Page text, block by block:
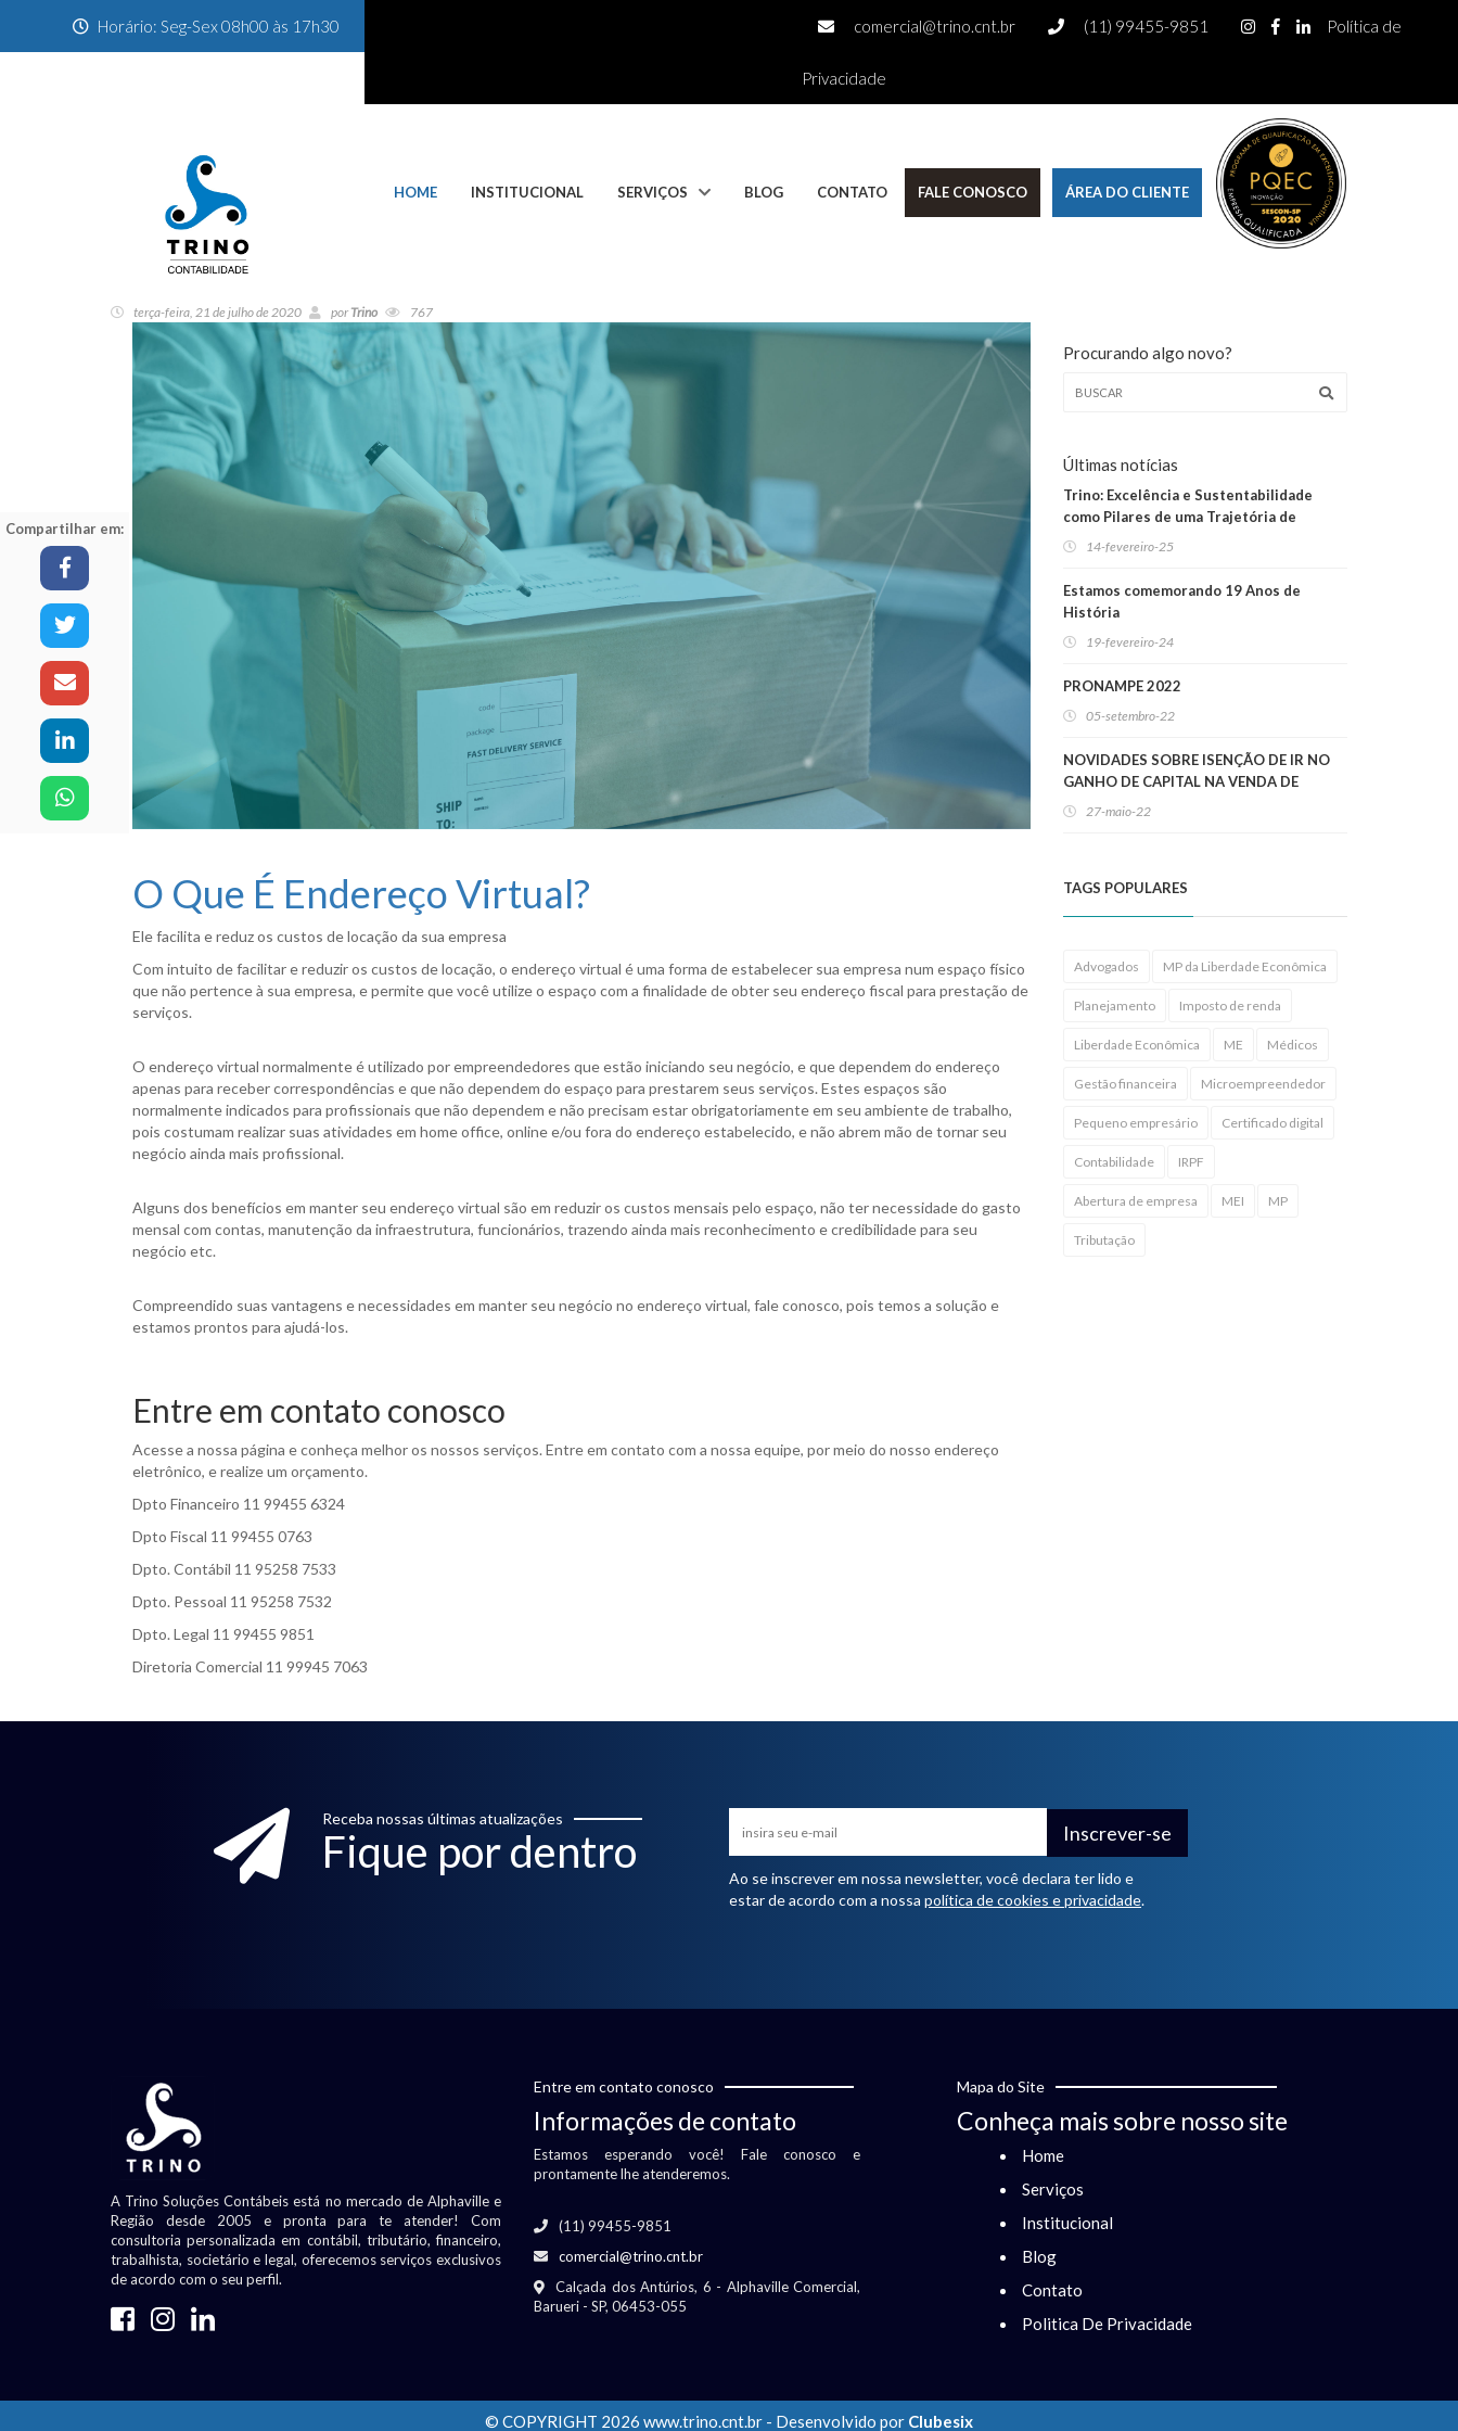
Horário: Seg-Sex 08h00 às 17h30 comercial@trino.cnt.br (11) 99455-9851 Política de
Privacidade
HOME INSTITUCIONAL SERVIÇOS BLOG CONTATO FALE CONOSCO ÁREA DO CLIENTE
terça-feira, 21 de julho de 2020 por Trino 767
Compartilhar em:
O Que É Endereço Virtual?
Ele facilita e reduz os custos de locação da sua empresa
Com intuito de facilitar e reduzir os custos de locação, o endereço virtual é uma forma de estabelecer sua empresa num espaço físico
que não pertence à sua empresa, e permite que você utilize o espaço com a finalidade de obter seu endereço fiscal para prestação de
serviços.
O endereço virtual normalmente é utilizado por empreendedores que estão iniciando seu negócio, e que dependem do endereço
apenas para receber correspondências e que não dependem do espaço para prestarem seus serviços. Estes espaços são
normalmente indicados para profissionais que não dependem e não precisam estar obrigatoriamente em seu ambiente de trabalho,
pois costumam realizar suas atividades em home office, online e/ou fora do endereço estabelecido, e não abrem mão de tornar seu
negócio ainda mais profissional.
Alguns dos benefícios em manter seu endereço virtual são em reduzir os custos mensais pelo espaço, não ter necessidade do gasto
mensal com contas, manutenção da infraestrutura, funcionários, trazendo ainda mais reconhecimento e credibilidade para seu
negócio etc.
Compreendido suas vantagens e necessidades em manter seu negócio no endereço virtual, fale conosco, pois temos a solução e
estamos prontos para ajudá-los.
Entre em contato conosco
Acesse a nossa página e conheça melhor os nossos serviços. Entre em contato com a nossa equipe, por meio do nosso endereço
eletrônico, e realize um orçamento.
Dpto Financeiro 11 99455 6324
Dpto Fiscal 11 99455 0763
Dpto. Contábil 11 95258 7533
Dpto. Pessoal 11 95258 7532
Dpto. Legal 11 99455 9851
Diretoria Comercial 11 99945 7063
Procurando algo novo?
Últimas notícias
Trino: Excelência e Sustentabilidade
como Pilares de uma Trajetória de
Sucesso14-fevereiro-25
Estamos comemorando 19 Anos de
História
19-fevereiro-24
PRONAMPE 2022
05-setembro-22
NOVIDADES SOBRE ISENÇÃO DE IR NO
GANHO DE CAPITAL NA VENDA DE
IMÓVEIS RESIDENCIAIS!
27-maio-22
TAGS POPULARES
Advogados MP da Liberdade Econômica
Planejamento Imposto de renda
Liberdade Econômica ME Médicos
Gestão financeira Microempreendedor
Pequeno empresário Certificado digital
Contabilidade IRPF
Abertura de empresa MEI MP
Tributação
Receba nossas últimas atualizações
Fique por dentro Inscrever-se
Ao se inscrever em nossa newsletter, você declara ter lido e
estar de acordo com a nossa política de cookies e privacidade.
A Trino Soluções Contábeis está no mercado de Alphaville e
Região desde 2005 e pronta para te atender! Com
consultoria personalizada em contábil, tributário, financeiro,
trabalhista, societário e legal, oferecemos serviços exclusivos
de acordo com o seu perfil.
Entre em contato conosco
Informações de contato
Estamos esperando você! Fale conosco e
prontamente lhe atenderemos.
(11) 99455-9851
comercial@trino.cnt.br
Calçada dos Antúrios, 6 - Alphaville Comercial,
Barueri - SP, 06453-055
Mapa do Site
Conheça mais sobre nosso site
Home
Serviços
Institucional
Blog
Contato
Politica De Privacidade
© COPYRIGHT 2026 www.trino.cnt.br - Desenvolvido por Clubesix